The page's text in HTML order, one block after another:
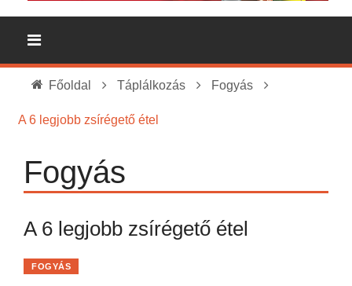
Főoldal Táplálkozás Fogyás
A 6 legjobb zsírégető étel
Fogyás
A 6 legjobb zsírégető étel
FOGYÁS